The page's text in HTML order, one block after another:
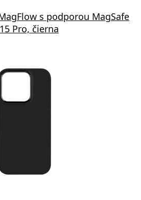
s podporou MagSafe
Pro, čierna